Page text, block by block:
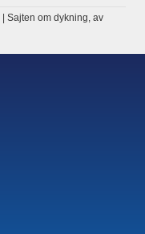
Sajten om dykning, av